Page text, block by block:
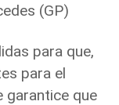
(GP)
para que,
para el
garantice que